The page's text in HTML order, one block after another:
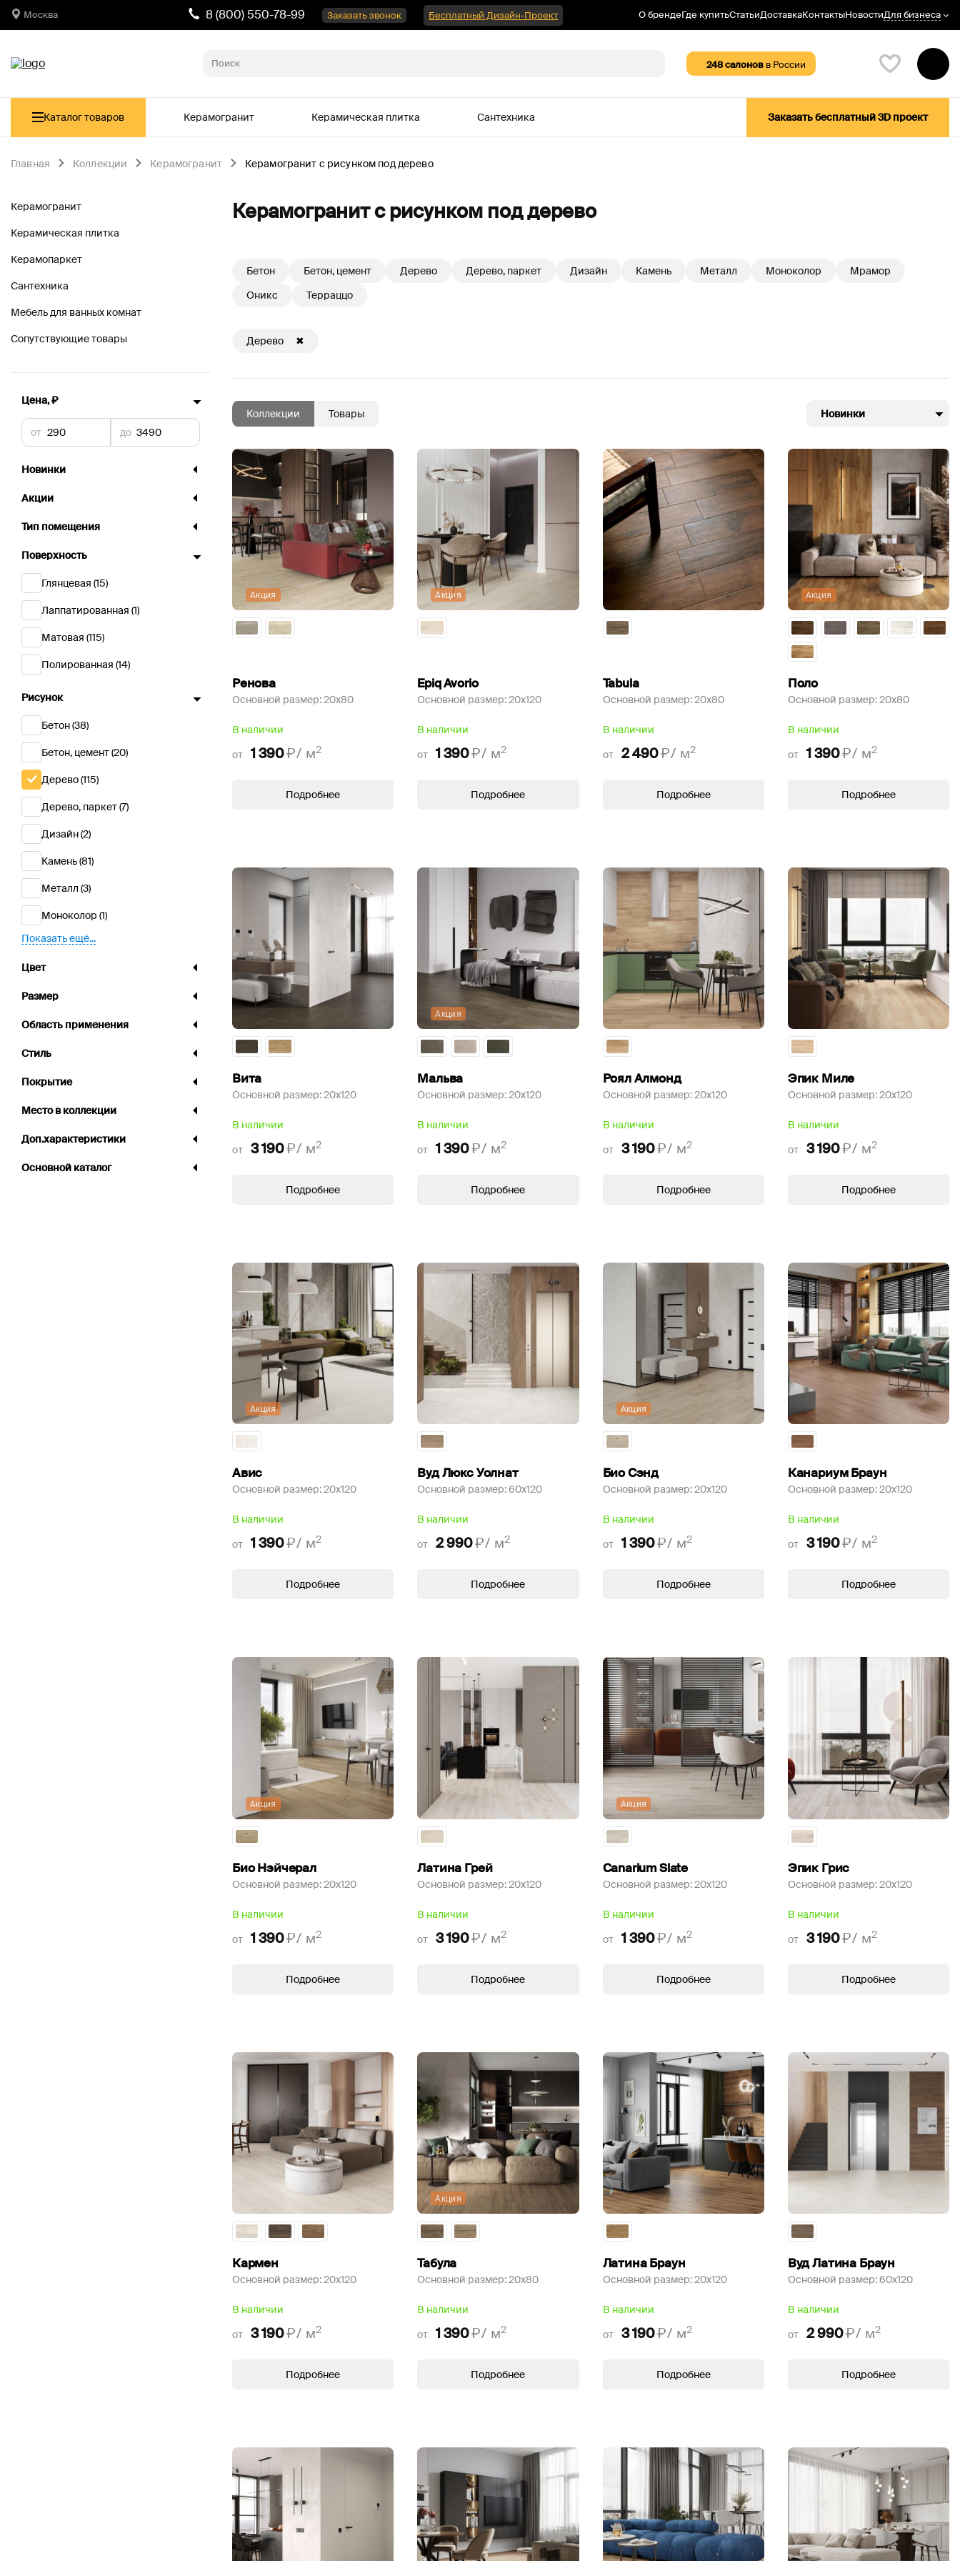
Москва 8 (800) 550-78-99 Заказать звонок Бесплатный Дизайн-Проект О брендеГде купитьСтатьиДоставкаКонтактыНовостиДля бизнеса
248салонов в России
Каталог товаров Керамогранит Керамическая плитка Сантехника Заказать бесплатный 3D проект
Главная Коллекции Керамогранит Керамогранит с рисунком под дерево
Керамогранит
Керамическая плитка
Керамопаркет
Сантехника
Мебель для ванных комнат
Сопутствующие товары
Цена, ₽
от до
Новинки
Акции
Тип помещения
Поверхность
Глянцевая (15)
Лаппатированная (1)
Матовая (115)
Полированная (14)
Рисунок
Бетон(38)
Бетон, цемент(20)
Дерево(115)
Дерево, паркет(7)
Дизайн(2)
Камень(81)
Металл (3)
Моноколор (1)
Показать ещё...
Цвет
Размер
Область применения
Стиль
Покрытие
Место в коллекции
Доп.характеристики
Основной каталог
Керамогранит с рисунком под дерево
Бетон Бетон, цемент Дерево Дерево, паркет Дизайн Камень Металл Моноколор
Мрамор
Оникс
Терраццо
Дерево ✖
Коллекции Товары Новинки
Акция
Ренова
Основной размер:20x80
В наличии
от
1 390₽/ м2
Подробнее
Акция
Epiq Avorio
Основной размер:20x120
В наличии
от
1 390₽/ м2
Подробнее
Tabula
Основной размер:20x80
В наличии
от
2 490₽/ м2
Подробнее
Акция
Поло
Основной размер:20x80
В наличии
от
1 390₽/ м2
Подробнее
Вита
Основной размер:20x120
В наличии
от
3 190₽/ м2
Подробнее
Акция
Мальва
Основной размер:20x120
В наличии
от
1 390₽/ м2
Подробнее
Роял Алмонд
Основной размер:20x120
В наличии
от
3 190₽/ м2
Подробнее
Эпик Миле
Основной размер:20x120
В наличии
от
3 190₽/ м2
Подробнее
Акция
Авис
Основной размер:20x120
В наличии
от
1 390₽/ м2
Подробнее
Вуд Люкс Уолнат
Основной размер:60x120
В наличии
от
2 990₽/ м2
Подробнее
Акция
Био Сэнд
Основной размер:20x120
В наличии
от
1 390₽/ м2
Подробнее
Канариум Браун
Основной размер:20x120
В наличии
от
3 190₽/ м2
Подробнее
Акция
Био Нэйчерал
Основной размер:20x120
В наличии
от
1 390₽/ м2
Подробнее
Латина Грей
Основной размер:20x120
В наличии
от
3 190₽/ м2
Подробнее
Акция
Canarium Slate
Основной размер:20x120
В наличии
от
1 390₽/ м2
Подробнее
Эпик Грис
Основной размер:20x120
В наличии
от
3 190₽/ м2
Подробнее
Кармен
Основной размер:20x120
В наличии
от
3 190₽/ м2
Подробнее
Акция
Табула
Основной размер:20x80
В наличии
от
1 390₽/ м2
Подробнее
Латина Браун
Основной размер:20x120
В наличии
от
3 190₽/ м2
Подробнее
Вуд Латина Браун
Основной размер:60x120
В наличии
от
2 990₽/ м2
Подробнее